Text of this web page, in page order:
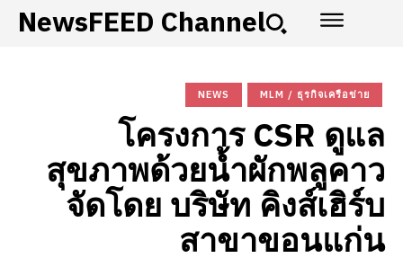
NewsFEED Channel
NEWS MLM / ธุรกิจเครือข่าย
โครงการ CSR ดูแล
สุขภาพด้วยน้ำผักพลูคาว
จัดโดย บริษัท คิงส์เฮิร์บ
สาขาขอนแก่น